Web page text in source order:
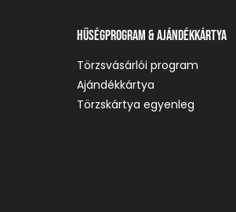
Hűségprogram & Ajándékkártya
Törzsvásárlói program
Ajándékkártya
Törzskártya egyenleg